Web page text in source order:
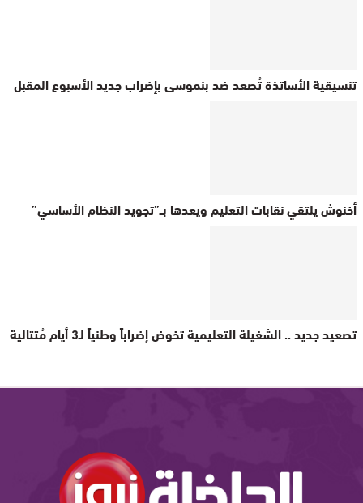
تنسيقية الأساتذة تُصعد ضد بنموسى بإضراب جديد الأسبوع المقبل
أخنوش يلتقي نقابات التعليم ويعدها بــ”تجويد النظام الأساسي”
تصعيد جديد .. الشغيلة التعليمية تخوض إضراباً وطنياً لـ3 أيام مُتتالية